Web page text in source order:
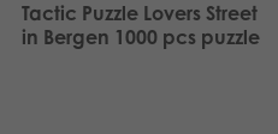
Tactic Puzzle Lovers Street
in Bergen 1000 pcs puzzle